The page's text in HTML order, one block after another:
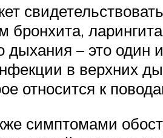
дыхания – это
в верхних
относится к
симптомами